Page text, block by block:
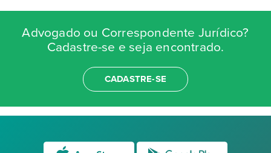
Advogado ou Correspondente Jurídico?
Cadastre-se e seja encontrado.
CADASTRE-SE